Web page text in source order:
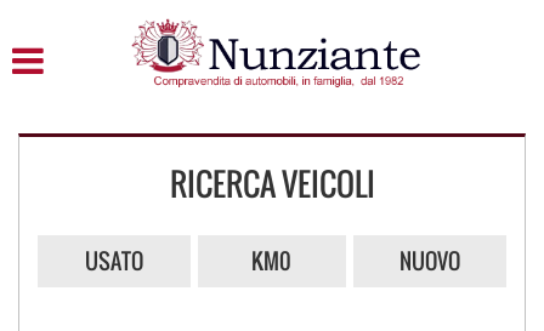
ASSISTENZA
RICERCA VEICOLI
USATO KM0 NUOVO